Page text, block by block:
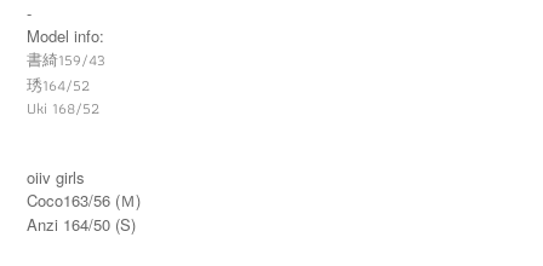
-
Model info:
書綺159/43
琇164/52
Uki 168/52
oiiv girls
Coco163/56 (Ｍ)
Anzi 164/50 (S)